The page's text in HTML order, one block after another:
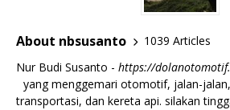
About nbsusanto
1039 Articles
Nur Budi Susanto - https://
yang menggemari otomotif, jalan-
transportasi, dan kereta api. silakan